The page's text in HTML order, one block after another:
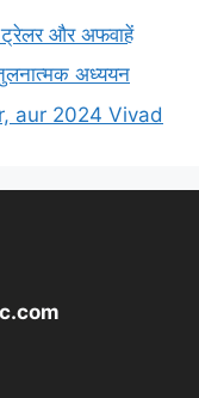
और अफवाहें
अध्ययन
aur 2024 Vivad